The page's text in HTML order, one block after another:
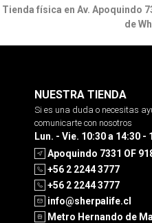
Tienda física en Av. Apoquindo
de
NUESTRA TIENDA
Si es una duda o necesitas
comunicarte con nosotros
Lun. - Vie. 10:30 a 14:30 -
Apoquindo 7331 OF
+56 2 2244 3777
+56 2 2244 3777
info@sherpalife.cl
Metro Hernando de